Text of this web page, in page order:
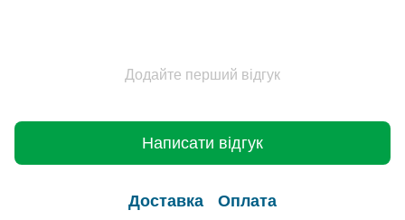
Додайте перший відгук
Написати відгук
Доставка Оплата